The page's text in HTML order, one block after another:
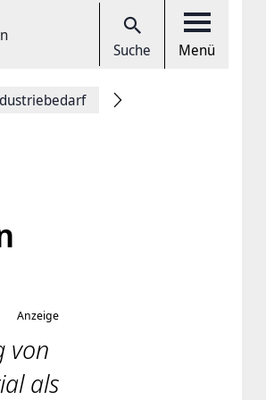
Suche Menü
Anzeige
von
als